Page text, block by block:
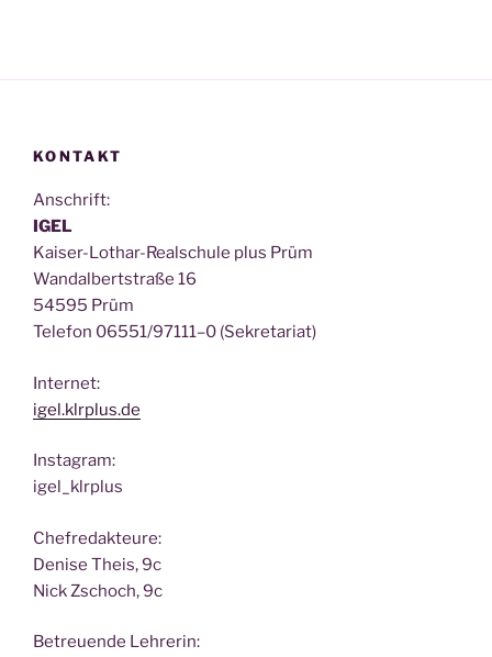
KONTAKT
Anschrift:
IGEL
Kai­ser-Lothar-Real­schu­le plus Prüm
Wan­dal­bert­stra­ße 16
54595 Prüm
Tele­fon 06551/97111–0 (Sekre­ta­ri­at)
Inter­net:
igel.klrplus.de
Insta­gram:
igel_klrplus
Chef­re­dak­teu­re:
Deni­se Theis, 9c
Nick Zscho­ch, 9c
Betreu­en­de Lehrerin: